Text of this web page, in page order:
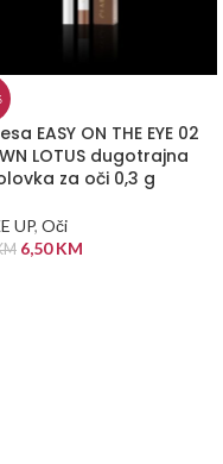
EASY ON THE EYE 02
LOTUS dugotrajna
za oči 0,3 g
UP, Oči
6,50KM